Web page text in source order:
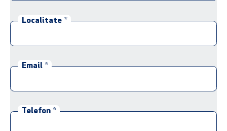
Localitate *
Email *
Telefon *